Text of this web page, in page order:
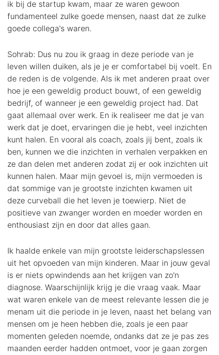
ik bij de startup kwam, maar ze waren gewoon
fundamenteel zulke goede mensen, naast dat ze zulke
goede collega's waren.
Sohrab: Dus nu zou ik graag in deze periode van je
leven willen duiken, als je je er comfortabel bij voelt. En
de reden is de volgende. Als ik met anderen praat over
hoe je een geweldig product bouwt, of een geweldig
bedrijf, of wanneer je een geweldig project had. Dat
gaat allemaal over werk. En ik realiseer me dat je van
werk dat je doet, ervaringen die je hebt, veel inzichten
kunt halen. En vooral als coach, zoals jij bent, zoals ik
ben, kunnen we die inzichten in verhalen verpakken en
ze dan delen met anderen zodat zij er ook inzichten uit
kunnen halen. Maar mijn gevoel is, mijn vermoeden is
dat sommige van je grootste inzichten kwamen uit
deze curveball die het leven je toewierp. Niet de
positieve van zwanger worden en moeder worden en
enthousiast zijn en door dat alles gaan.
Ik haalde enkele van mijn grootste leiderschapslessen
uit het opvoeden van mijn kinderen. Maar in jouw geval
is er niets opwindends aan het krijgen van zo'n
diagnose. Waarschijnlijk krijg je die vraag vaak. Maar
wat waren enkele van de meest relevante lessen die je
menam uit die periode in je leven, naast het belang van
mensen om je heen hebben die, zoals je een paar
momenten geleden noemde, ondanks dat ze je pas zes
maanden eerder hadden ontmoet, voor je gaan zorgen